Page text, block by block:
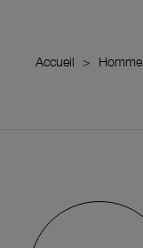
Accueil Homme